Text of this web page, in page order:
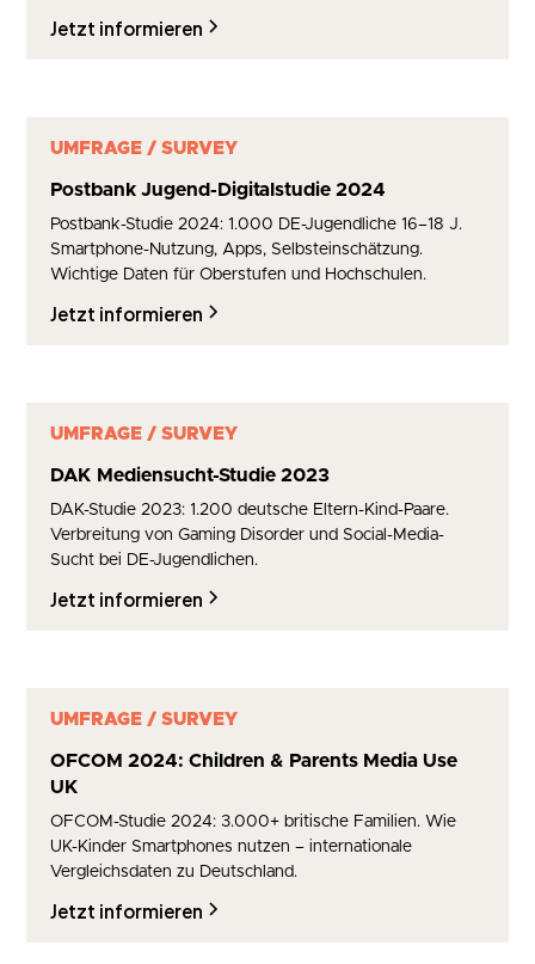
Jetzt informieren
UMFRAGE / SURVEY
Postbank Jugend-Digitalstudie 2024
Postbank-Studie 2024: 1.000 DE-Jugendliche 16–18 J.
Smartphone-Nutzung, Apps, Selbsteinschätzung.
Wichtige Daten für Oberstufen und Hochschulen.
Jetzt informieren
UMFRAGE / SURVEY
DAK Mediensucht-Studie 2023
DAK-Studie 2023: 1.200 deutsche Eltern-Kind-Paare.
Verbreitung von Gaming Disorder und Social-Media-
Sucht bei DE-Jugendlichen.
Jetzt informieren
UMFRAGE / SURVEY
OFCOM 2024: Children & Parents Media Use
UK
OFCOM-Studie 2024: 3.000+ britische Familien. Wie
UK-Kinder Smartphones nutzen – internationale
Vergleichsdaten zu Deutschland.
Jetzt informieren